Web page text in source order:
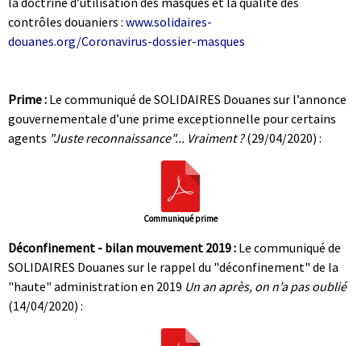
contrôles douaniers : www.solidaires-
douanes.org/Coronavirus-dossier-masques
Prime : Le communiqué de SOLIDAIRES Douanes sur l’annonce
gouvernementale d’une prime exceptionnelle pour certains
agents "Juste reconnaissance"... Vraiment ?(29/04/2020) :
Communiqué prime
Déconfinement - bilan mouvement 2019 : Le communiqué de
SOLIDAIRES Douanes sur le rappel du "déconfinement" de la
"haute" administration en 2019 Un an après, on n’a pas oublié
(14/04/2020) :